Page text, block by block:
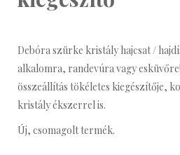
Debóra szürke kristály hajcsat /
alkalomra, randevúra vagy
összeállítás tökéletes kiegészítője,
kristály ékszerrel is.
Új, csomagolt termék.